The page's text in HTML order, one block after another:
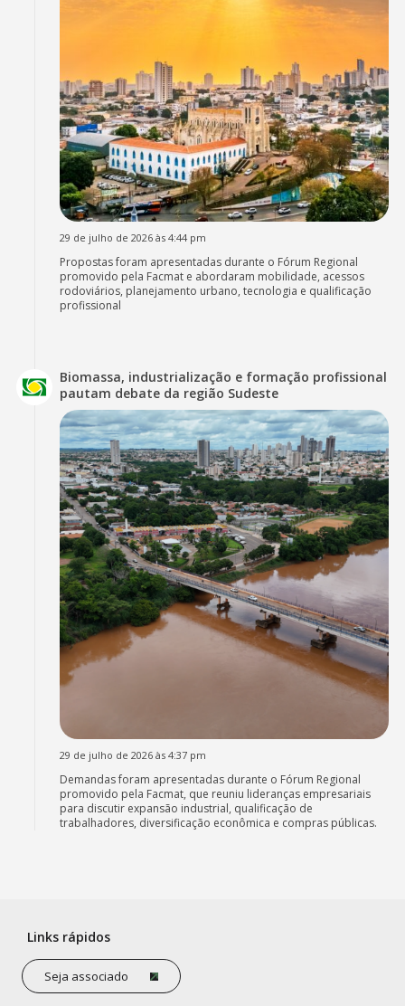
29 de julho de 2026 às 4:44 pm
Propostas foram apresentadas durante o Fórum Regional
promovido pela Facmat e abordaram mobilidade, acessos
rodoviários, planejamento urbano, tecnologia e qualificação
profissional
Biomassa, industrialização e formação profissional
pautam debate da região Sudeste
29 de julho de 2026 às 4:37 pm
Demandas foram apresentadas durante o Fórum Regional
promovido pela Facmat, que reuniu lideranças empresariais
para discutir expansão industrial, qualificação de
trabalhadores, diversificação econômica e compras públicas.
Links rápidos
Seja associado